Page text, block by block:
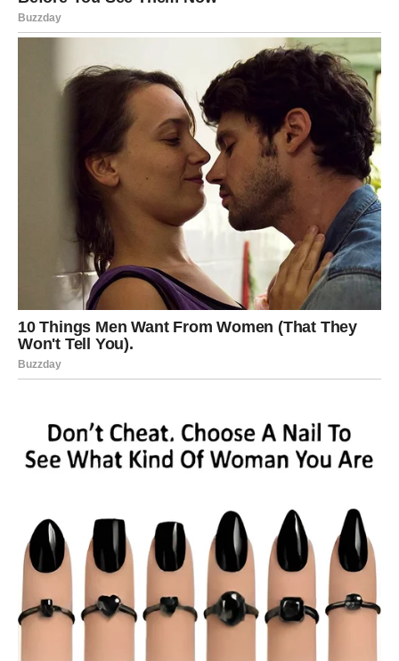
U mnogim situacijama Ovan će pokazati neverovatnu
odlučnost. Čak i kada se pojave šokantni događaji ili
neočekivane okolnosti, upravo tada dolazi do izražaja
njegova prava priroda – borbena, snažna i nepokolebljiva.
Ovaj period može doneti osećaj kao da se budi nova
snaga koja je dugo čekala pravi trenutak. Ovnovi mogu
osetiti potrebu da preokrenu određene životne okolnosti
i naprave poteze koji menjaju pravac njihovog puta.
poruke
U drugoj polovini marta mogući su susreti koji nose
snažnu simboliku. Nekim Ovnovima sudbina može poslati
ljude koji imaju posebnu ulogu u njihovom životu.